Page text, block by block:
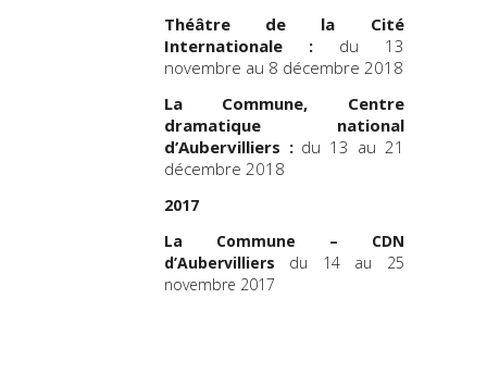
Théâtre de la Cité
Internationale : du 13
novembre au 8 décembre 2018
La Commune, Centre
dramatique national
d’Aubervilliers : du 13 au 21
décembre 2018
2017
La Commune – CDN
d’Aubervilliers du 14 au 25
novembre 2017